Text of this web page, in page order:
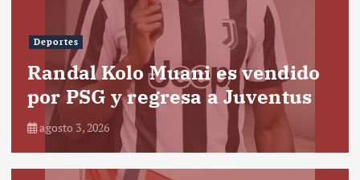
Deportes
Randal Kolo Muani es vendido
por PSG y regresa a Juventus
agosto 3, 2026